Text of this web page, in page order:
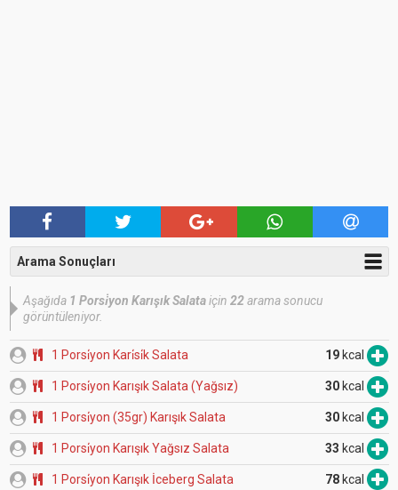
Arama Sonuçları
Aşağıda 1 Porsi̇yon Karışık Salataiçin 22arama sonucu
görüntüleniyor.
1 Porsi̇yon Kari̇si̇k Salata 19 kcal
1 Porsi̇yon Karışık Salata (Yağsız) 30 kcal
1 Porsi̇yon (35gr) Karışık Salata 30 kcal
1 Porsi̇yon Karışık Yağsız Salata 33 kcal
1 Porsi̇yon Karışık İceberg Salata 78kcal